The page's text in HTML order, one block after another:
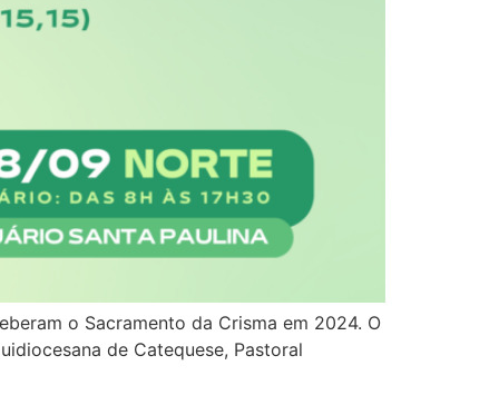
o Sacramento da Crisma em 2024. O
de Catequese, Pastoral